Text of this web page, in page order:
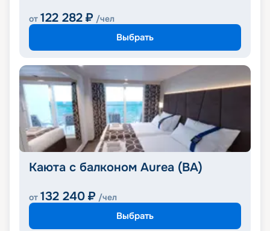
от 122 282 ₽ /чел
Выбрать
Каюта с балконом Aurea (BA)
от 132 240 ₽ /чел
Выбрать